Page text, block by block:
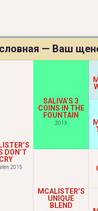
— Ваш
DON’T
CRY
2015
SALIVA’S 3
COINS IN THE
FOUNTAIN
2013
MCALISTER’S
UNIQUE
BLEND